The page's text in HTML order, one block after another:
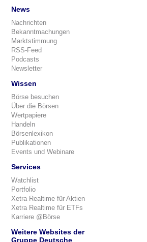
News
Nachrichten
Bekanntmachungen
Marktstimmung
RSS-Feed
Podcasts
Newsletter
Wissen
Börse besuchen
Über die Börsen
Wertpapiere
Handeln
Börsenlexikon
Publikationen
Events und Webinare
Services
Watchlist
Portfolio
Xetra Realtime für Aktien
Xetra Realtime für ETFs
Karriere @Börse
Weitere Websites der
Gruppe Deutsche